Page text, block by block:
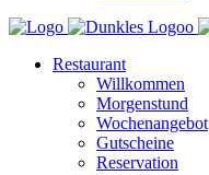
Restaurant
Willkommen
Morgenstund
Wochenangebot
Gutscheine
Reservation